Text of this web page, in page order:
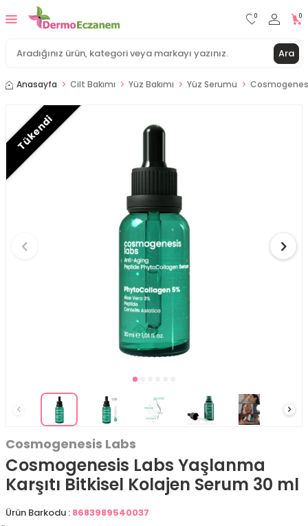
Ara
0 0
Anasayfa Cilt Bakımı Yüz Bakımı Yüz Serumu
Tükendi
Cosmogenesis Labs
Cosmogenesis Labs Yaşlanma
Karşıtı Bitkisel Kolajen Serum 30 ml
Ürün Barkodu : 8683989540037